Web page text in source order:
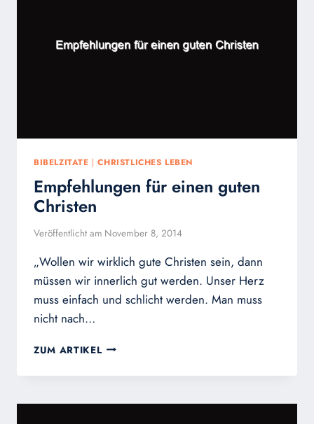
BIBELZITATE |CHRISTLICHES LEBEN
Empfehlungen für einen guten
Christen
Veröffentlicht am November 8, 2014
„Wollen wir wirklich gute Christen sein, dann
müssen wir innerlich gut werden. Unser Herz
muss einfach und schlicht werden. Man muss
nicht nach…
ZUM ARTIKEL EMPFEHLUNGEN
EINEN
CHRISTEN